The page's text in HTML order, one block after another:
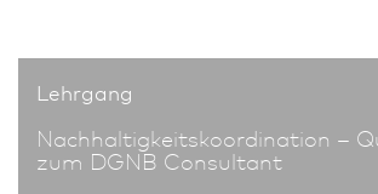
Lehrgang
Nachhaltigkeits­koordination –
zum DGNB Consultant